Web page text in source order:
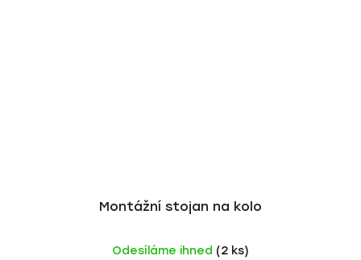
Montážní stojan na kolo
Odesíláme ihned (2 ks)